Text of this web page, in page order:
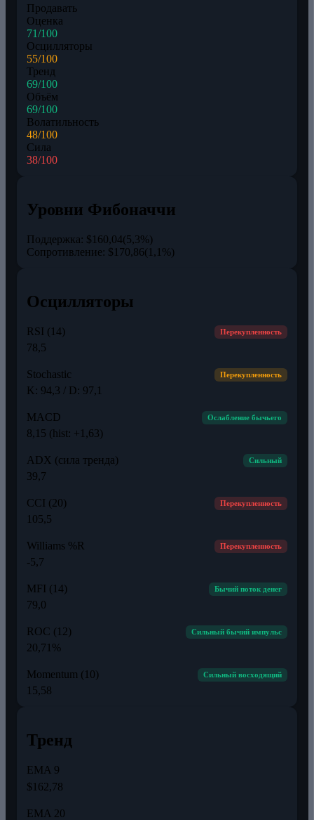
Продавать
Оценка
71/100
Осцилляторы
55/100
Тренд
69/100
Объём
69/100
Волатильность
48/100
Сила
38/100
Уровни Фибоначчи
Поддержка: $160,04(5,3%)
Сопротивление: $170,86(1,1%)
Осцилляторы
RSI (14)
78,5
Перекупленность
Stochastic
K: 94,3 / D: 97,1
Перекупленность
MACD
8,15 (hist: +1,63)
Ослабление бычьего
ADX (сила тренда)
39,7
Сильный
CCI (20)
105,5
Перекупленность
Williams %R
-5,7
Перекупленность
MFI (14)
79,0
Бычий поток денег
ROC (12)
20,71%
Сильный бычий импульс
Momentum (10)
15,58
Сильный восходящий
Тренд
EMA 9
$162,78
EMA 20